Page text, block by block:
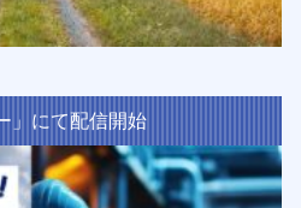
」にて配信開始